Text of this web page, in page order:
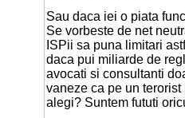
Sau daca iei o piata
Se vorbeste de net
ISPii sa puna limitari
daca pui miliarde de
avocati si consultanti
vaneze ca pe un
alegi? Suntem fututi